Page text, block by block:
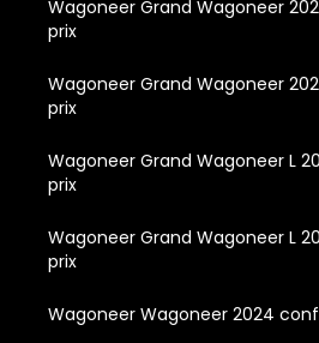
Wagoneer Grand Wagoneer
prix
Wagoneer Grand Wagoneer
prix
Wagoneer Grand Wagoneer L
prix
Wagoneer Grand Wagoneer L
prix
Wagoneer Wagoneer 2024